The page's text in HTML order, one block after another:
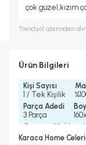
çok güzel,kızım
Trendyol üzerinden
Ürün Bilgileri
Kişi Sayısı
1 / Tek Kişilik
Parça Adedi
3 Parça
Çamaşır
Evet
Karaca Home